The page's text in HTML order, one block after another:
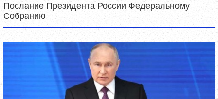
Послание Президента России Федеральному
Собранию